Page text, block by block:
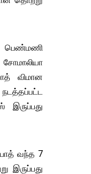
விமான
வந்த 7
இருப்பது